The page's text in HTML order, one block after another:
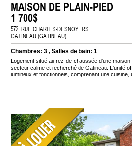
MAISON DE PLAIN-PIED
1 700$
572, RUE CHARLES-DESNOYERS
GATINEAU (GATINEAU)
Chambres: 3 , Salles de bain: 1
Logement situé au rez-de-chaussée d'une
secteur calme et recherché de Gatineau. L'unité
lumineux et fonctionnels, comprenant une cuisine,